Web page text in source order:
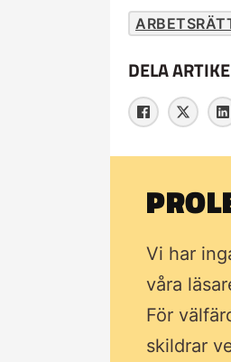
DELA
Vi har
våra
För
skildrar